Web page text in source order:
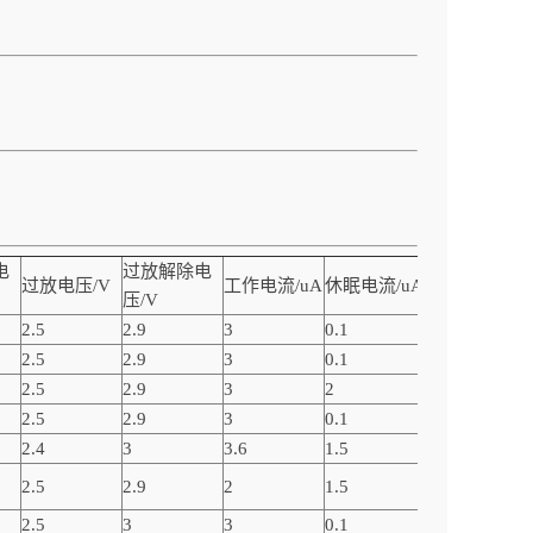
过放电压/V
过放解除电
压/V
工作电流/uA休眠电流/uA
2.5 2.9 3 0.1
2.5
2.9 3 0.1
2.5
2.9 3 2
2.5
2.9 3 0.1
2.4
3 3.6 1.5
2.5
2.9 2 1.5
2.5
3 3 0.1